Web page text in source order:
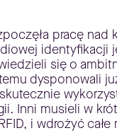
pracę nad
identyfikacji
się o
dysponowali
Inni musieli w
i wdrożyć całe